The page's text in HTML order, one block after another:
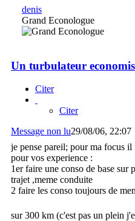
denis
Grand Econologue
Un turbulateur
Citer
Citer
Message non lu29/08/06, 22:07
je pense pareil; pour ma focus il
pour vos experience :
1er faire une conso de base sur
trajet ,meme conduite
2 faire les conso toujours de
sur 300 km (c'est pas un plein